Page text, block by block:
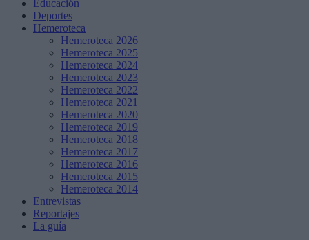
Educación
Deportes
Hemeroteca
Hemeroteca 2026
Hemeroteca 2025
Hemeroteca 2024
Hemeroteca 2023
Hemeroteca 2022
Hemeroteca 2021
Hemeroteca 2020
Hemeroteca 2019
Hemeroteca 2018
Hemeroteca 2017
Hemeroteca 2016
Hemeroteca 2015
Hemeroteca 2014
Entrevistas
Reportajes
La guía